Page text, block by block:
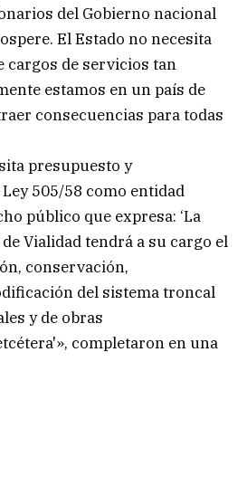
del Gobierno nacional
El Estado no necesita
cargos de servicios tan
estamos en un país de
consecuencias para todas
presupuesto y
505/58 como entidad
público que expresa: ‘La
Vialidad tendrá a su cargo el
conservación,
del sistema troncal
y de obras
completaron en una